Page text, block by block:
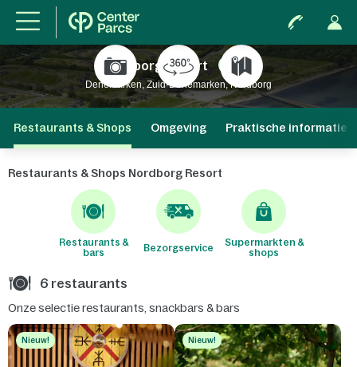
Nordborg Resort Nieuw
Denemarken, Zuid-Denemarken, Nordborg
Restaurants & Shops Omgeving Praktische informatie
Restaurants & Shops Nordborg Resort
Restaurants &
bars
Bezorgservice
Supermarkten &
shops
6 restaurants
Onze selectie restaurants, snackbars & bars
Nieuw! Nieuw!